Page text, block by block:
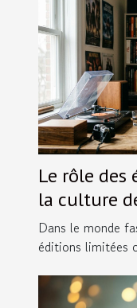
Le rôle
la culture
Dans le monde
éditions limitées